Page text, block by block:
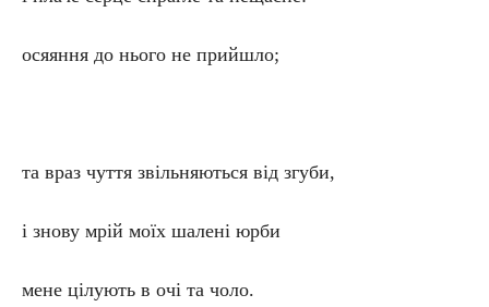
осяяння до нього не прийшло;
та враз чуття звільняються від згуби,
і знову мрій моїх шалені юрби
мене цілують в очі та чоло.